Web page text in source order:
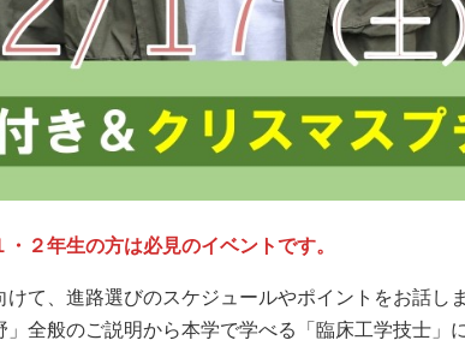
２年生の方は必見のイベントです。
て、進路選びのスケジュールやポイントをお話しま
」全般のご説明から本学で学べる「臨床工学技士」